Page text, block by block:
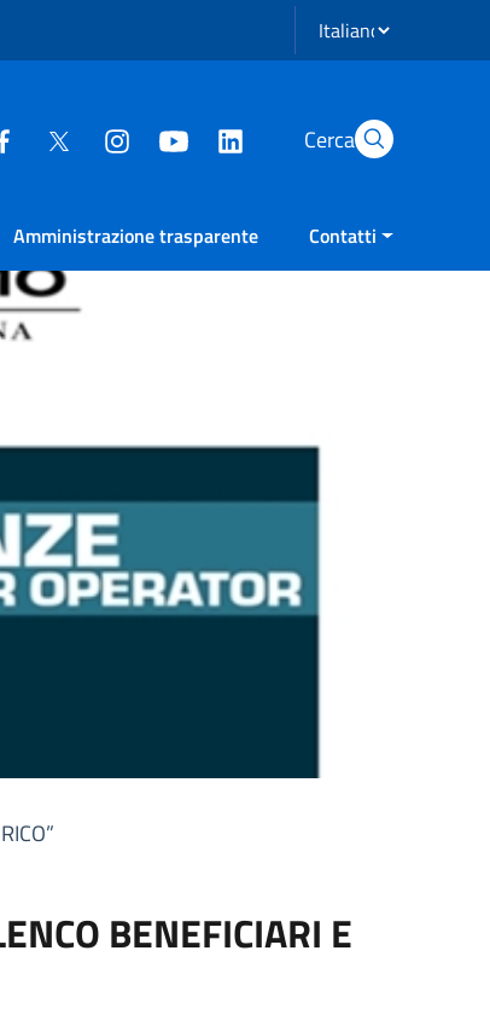
Seleziona lingua
Cerca
Amministrazione trasparente Contatti
BENEFICIARI E